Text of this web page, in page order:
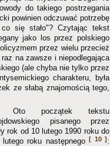
do takiego postrzegania
powinien odczuwać potrzebę
się stało"? Czytając tekst
jako los przez polskiego
przez wielu przecież
na zawsze i niepodlegająca
(ale chyba nie tylko przez
charakteru, była
ze słabą znajomością tego,
Oto początek tekstu
pisanego przez
rok od 10 lutego 1990 roku do
lutego roku następnego [ 10 ]: